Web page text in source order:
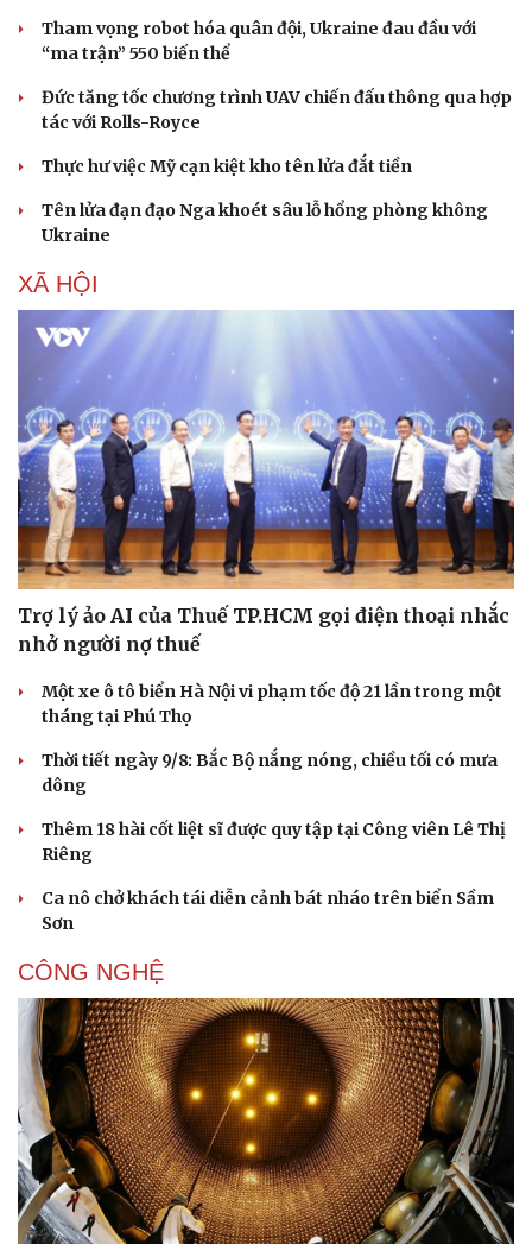
Ăn sạch sống khỏe
Tham vọng robot hóa quân đội, Ukraine đau đầu với
“ma trận” 550 biến thể
Đức tăng tốc chương trình UAV chiến đấu thông qua hợp
tác với Rolls-Royce
Thực hư việc Mỹ cạn kiệt kho tên lửa đắt tiền
Tên lửa đạn đạo Nga khoét sâu lỗ hổng phòng không
Ukraine
XÃ HỘI
Trợ lý ảo AI của Thuế TP.HCM gọi điện thoại nhắc
nhở người nợ thuế
Một xe ô tô biển Hà Nội vi phạm tốc độ 21 lần trong một
tháng tại Phú Thọ
Thời tiết ngày 9/8: Bắc Bộ nắng nóng, chiều tối có mưa
dông
Thêm 18 hài cốt liệt sĩ được quy tập tại Công viên Lê Thị
Riêng
Ca nô chở khách tái diễn cảnh bát nháo trên biển Sầm
Sơn
CÔNG NGHỆ